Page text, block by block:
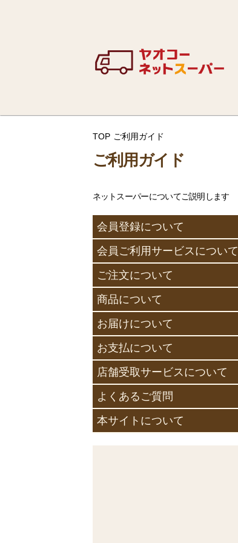
TOP ご利用ガイド
ご利用ガイド
ネットスーパーについてご説明します
会員登録について
会員ご利用サービスについて
ご注文について
商品について
お届けについて
お支払について
店舗受取サービスについて
よくあるご質問
本サイトについて